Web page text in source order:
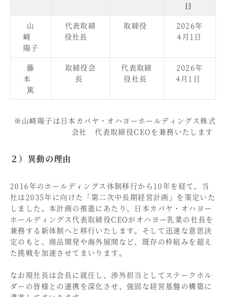
日
山
崎
陽子
代表取締
役社長
取締役
2026年
4月1日
藤
本
篤
取締役会
長
代表取締
役社長
2026年
4月1日
※山崎陽子は日本カバヤ・オハヨーホールディングス株式
会社 代表取締役CEOを兼務いたします
２）異動の理由
2016年のホールディングス体制移行から10年を経て、当
社は2035年に向けた「第二次中長期経営計画」を策定いた
しました。本計画の推進にあたり、日本カバヤ・オハヨー
ホールディングス代表取締役CEOがオハヨー乳業の社長を
兼務する新体制へと移行いたします。そして迅速な意思決
定のもと、商品開発や海外展開など、既存の枠組みを超え
た挑戦を加速させてまいります。
なお現社長は会長に就任し、渉外担当としてステークホル
ダーの皆様との連携を深化させ、強固な経営基盤の構築に